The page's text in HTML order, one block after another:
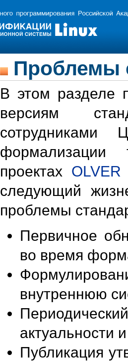
Проблемы
В этом разделе
версиям
формализации
проектах OLVER
следующий
проблемы
Первичное
во время
внутреннюю
актуальности
Публикация